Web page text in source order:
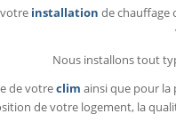
installation de chauffage
Nous installons tout
de votreclim ainsi que pour la
de votre logement, la